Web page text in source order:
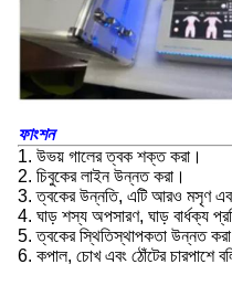
ফাংশন
1. উভয় গালের ত্বক শক্ত করা।
2. চিবুকের লাইন উন্নত করা।
3. ত্বকের উন্নতি, এটি আরও মসৃণ
4. ঘাড় শস্য অপসারণ, ঘাড় বার্ধক্য
5. ত্বকের স্থিতিস্থাপকতা উন্নত
6. কপাল, চোখ এবং ঠোঁটের চারপাশে